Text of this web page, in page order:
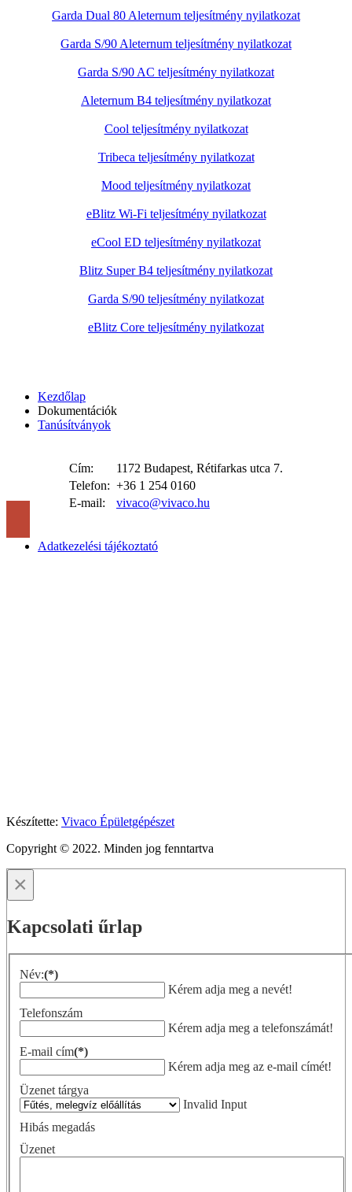
Garda Dual 80 Aleternum teljesítmény nyilatkozat
Garda S/90 Aleternum teljesítmény nyilatkozat
Garda S/90 AC teljesítmény nyilatkozat
Aleternum B4 teljesítmény nyilatkozat
Cool teljesítmény nyilatkozat
Tribeca teljesítmény nyilatkozat
Mood teljesítmény nyilatkozat
eBlitz Wi-Fi teljesítmény nyilatkozat
eCool ED teljesítmény nyilatkozat
Blitz Super B4 teljesítmény nyilatkozat
Garda S/90 teljesítmény nyilatkozat
eBlitz Core teljesítmény nyilatkozat
Kezdőlap
Dokumentációk
Tanúsítványok
Cím:
1172 Budapest, Rétifarkas utca 7.
Telefon: +36 1 254 0160
E-mail:
vivaco@vivaco.hu
Adatkezelési tájékoztató
Készítette: Vivaco Épületgépészet
Copyright © 2022. Minden jog fenntartva
×
Kapcsolati űrlap
Név:(*)
Kérem adja meg a nevét!
Telefonszám
Kérem adja meg a telefonszámát!
E-mail cím(*)
Kérem adja meg az e-mail címét!
Üzenet tárgya
Invalid Input
Hibás megadás
Üzenet